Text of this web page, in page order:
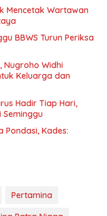
Mencetak Wartawan
BBWS Turun Periksa
Nugroho Widhi
Keluarga dan
Hadir Tiap Hari,
Seminggu
Pondasi, Kades:
Pertamina